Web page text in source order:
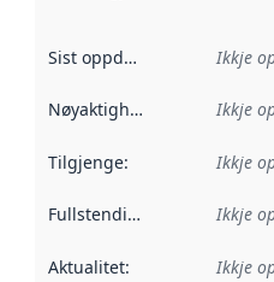
Sist oppdatert Ikkje
Nøyaktigheit Ikkje
Tilgjenge: Ikkje
Fullstendigheit Ikkje
Aktualitet: Ikkje